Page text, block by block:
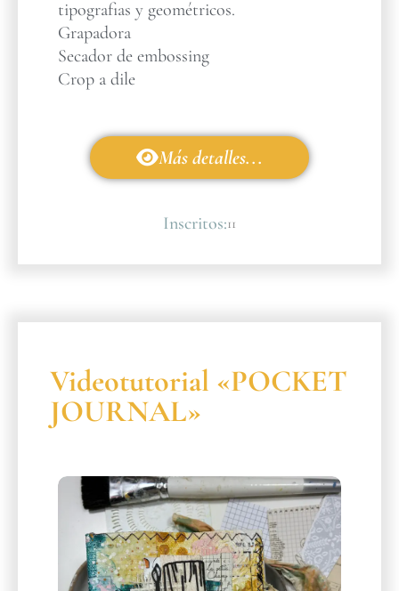
tipografias y geométricos.
Grapadora
Secador de embossing
Crop a dile
Más detalles...
Inscritos:11
Videotutorial «POCKET
JOURNAL»